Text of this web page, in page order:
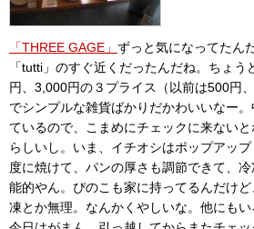
「THREE GAGE」 ずっと気になってたん
「tutti」のすぐ近くだったんだね。ちょ
円、3,000円の３プライス（以前は500円
でシンプルな雑貨ばかりだかわいいなー
ているので、こまめにチェックに来ない
らしいし。いま、イチオシはポップアッ
度に焼けて、パンの厚さも調節できて、
能的やん。ぴのこも家に持ってるんだけ
凍とか無理。なんかくやしいな。他にも